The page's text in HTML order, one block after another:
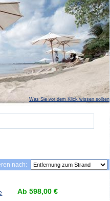
Was Sie vor dem Klick wissen sollten
nach:
Ab 598,00 €